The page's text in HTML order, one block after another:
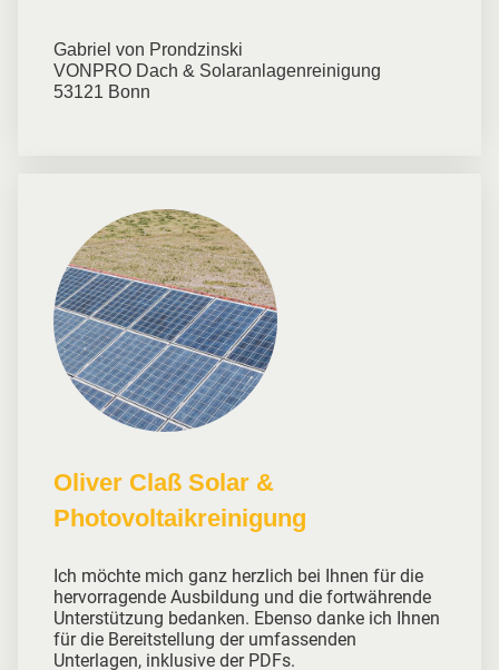
Gabriel von Prondzinski
VONPRO Dach & Solaranlagenreinigung
53121 Bonn
Oliver Claß Solar &
Photovoltaikreinigung
Ich möchte mich ganz herzlich bei Ihnen für die
hervorragende Ausbildung und die fortwährende
Unterstützung bedanken. Ebenso danke ich Ihnen
für die Bereitstellung der umfassenden
Unterlagen, inklusive der PDFs.